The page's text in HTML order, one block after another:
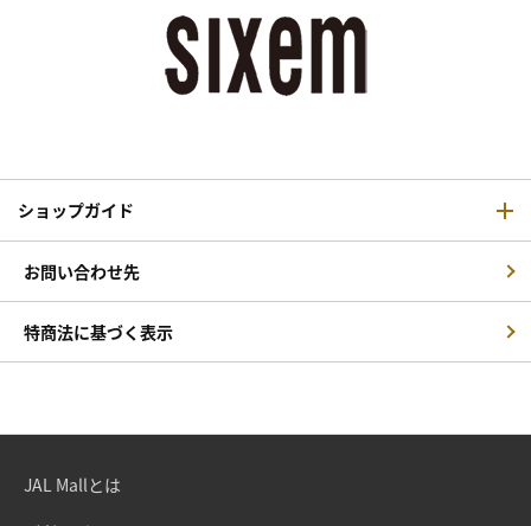
ショップガイド
お問い合わせ先
特商法に基づく表示
JAL Mallとは